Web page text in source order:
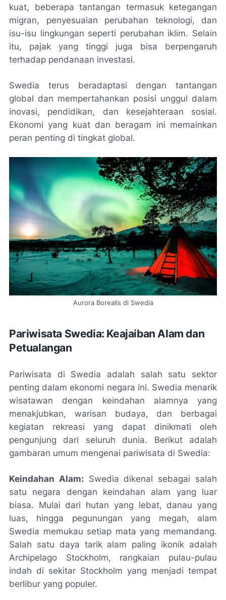
kuat, beberapa tantangan termasuk ketegangan
migran, penyesuaian perubahan teknologi, dan
isu-isu lingkungan seperti perubahan iklim. Selain
itu, pajak yang tinggi juga bisa berpengaruh
terhadap pendanaan investasi.
Swedia terus beradaptasi dengan tantangan
global dan mempertahankan posisi unggul dalam
inovasi, pendidikan, dan kesejahteraan sosial.
Ekonomi yang kuat dan beragam ini memainkan
peran penting di tingkat global.
Aurora Borealis di Swedia
Pariwisata Swedia: Keajaiban Alam dan
Petualangan
Pariwisata di Swedia adalah salah satu sektor
penting dalam ekonomi negara ini. Swedia menarik
wisatawan dengan keindahan alamnya yang
menakjubkan, warisan budaya, dan berbagai
kegiatan rekreasi yang dapat dinikmati oleh
pengunjung dari seluruh dunia. Berikut adalah
gambaran umum mengenai pariwisata di Swedia:
Keindahan Alam: Swedia dikenal sebagai salah
satu negara dengan keindahan alam yang luar
biasa. Mulai dari hutan yang lebat, danau yang
luas, hingga pegunungan yang megah, alam
Swedia memukau setiap mata yang memandang.
Salah satu daya tarik alam paling ikonik adalah
Archipelago Stockholm, rangkaian pulau-pulau
indah di sekitar Stockholm yang menjadi tempat
berlibur yang populer.